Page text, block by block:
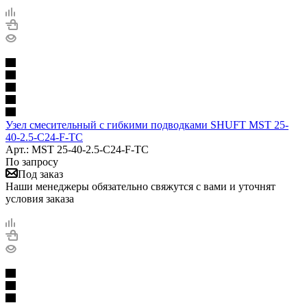
Узел смесительный с гибкими подводками SHUFT MST 25-
40-2.5-C24-F-TC
Арт.: MST 25-40-2.5-C24-F-TC
По запросу
Под заказ
Наши менеджеры обязательно свяжутся с вами и уточнят
условия заказа